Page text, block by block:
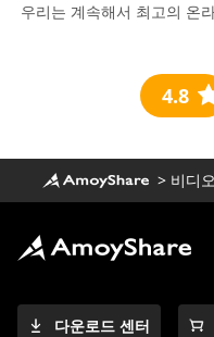
우리는 계속해서 최고의 온
4.8
> 비디
다운로드 센터